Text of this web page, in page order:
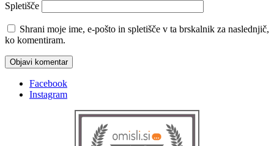
Spletišče
Shrani moje ime, e-pošto in spletišče v ta brskalnik za naslednjič,
ko komentiram.
Facebook
Instagram